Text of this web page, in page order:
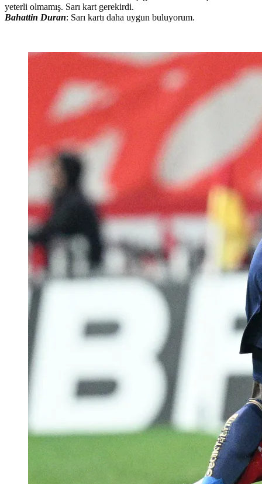
yeterli olmamış. Sarı kart gerekirdi.
Bahattin Duran: Sarı kartı daha uygun buluyorum.